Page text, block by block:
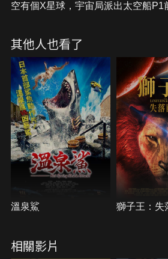
空有個X星球，宇宙局派出太空船P1
吉拉和拉頓合力對戰來拯救他們的世
卻暗地計畫利用這三個怪獸侵占地
其他人也看了
溫泉鯊 獅子王：失
相關影片